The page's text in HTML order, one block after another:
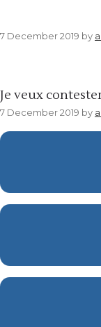
7 December 2019 by
Je veux
7 December 2019 by